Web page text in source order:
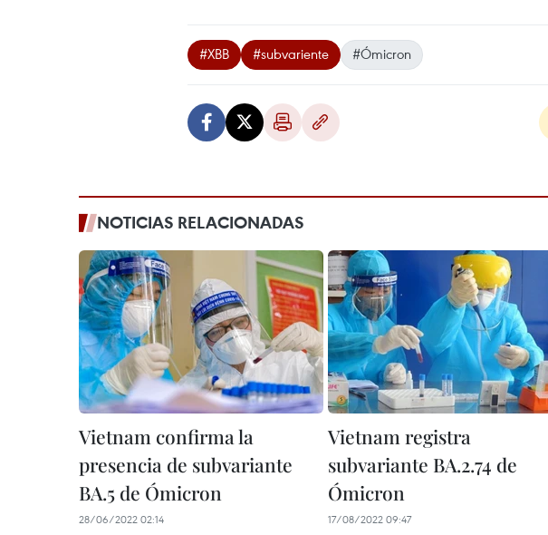
#XBB #subvariente #Ómicron
NOTICIAS RELACIONADAS
Vietnam confirma la
presencia de subvariante
BA.5 de Ómicron
28/06/2022 02:14
Vietnam registra
subvariante BA.2.74 de
Ómicron
17/08/2022 09:47